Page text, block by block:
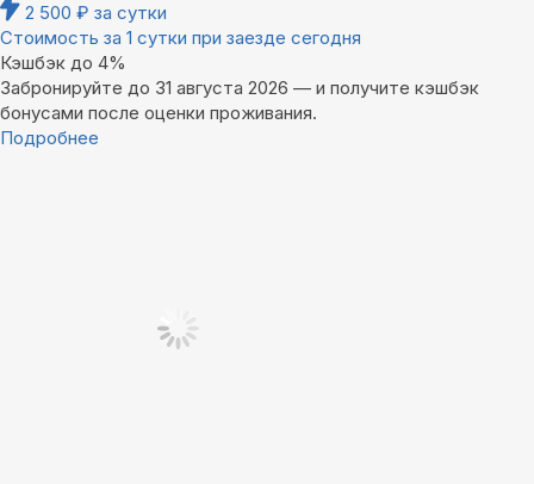
2 500 ₽ за сутки
Стоимость за 1 сутки при заезде сегодня
Кэшбэк до 4%
Забронируйте до 31 августа 2026 — и получите кэшбэк
бонусами после оценки проживания.
Подробнее